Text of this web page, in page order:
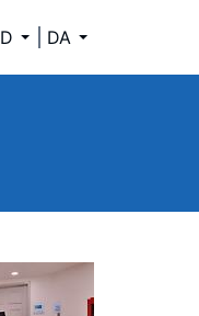
DA